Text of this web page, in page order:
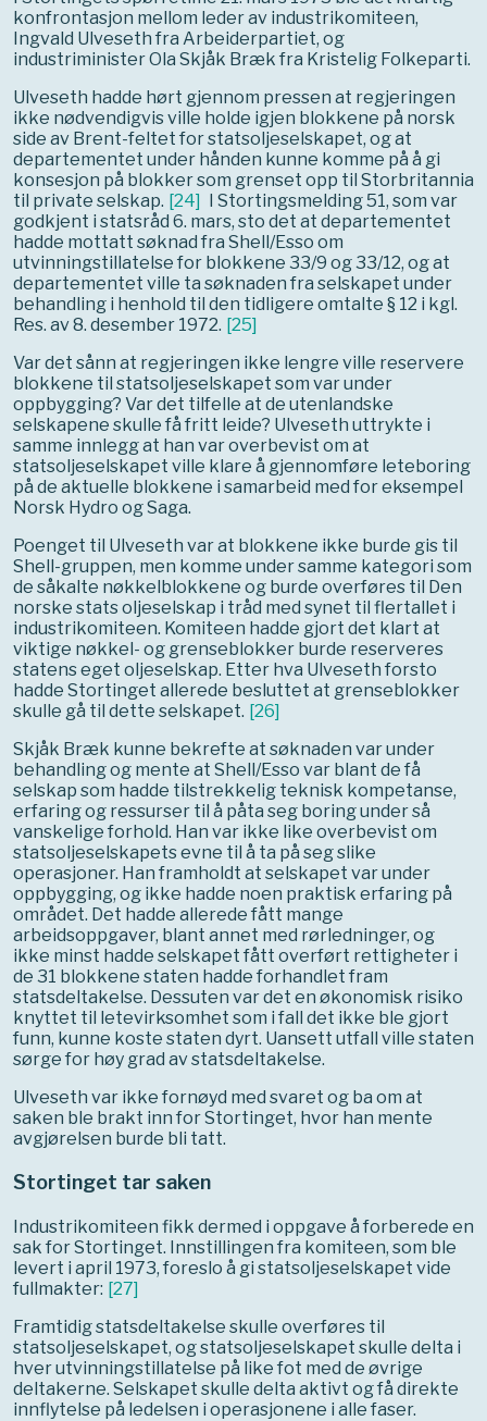
konfrontasjon mellom leder av industrikomiteen,
Ingvald Ulveseth fra Arbeiderpartiet, og
industriminister Ola Skjåk Bræk fra Kristelig Folkeparti.
Ulveseth hadde hørt gjennom pressen at regjeringen
ikke nødvendigvis ville holde igjen blokkene på norsk
side av Brent-feltet for statsoljeselskapet, og at
departementet under hånden kunne komme på å gi
konsesjon på blokker som grenset opp til Storbritannia
til private selskap. [24] I Stortingsmelding 51, som var
godkjent i statsråd 6. mars, sto det at departementet
hadde mottatt søknad fra Shell/Esso om
utvinningstillatelse for blokkene 33/9 og 33/12, og at
departementet ville ta søknaden fra selskapet under
behandling i henhold til den tidligere omtalte § 12 i kgl.
Res. av 8. desember 1972. [25]
Var det sånn at regjeringen ikke lengre ville reservere
blokkene til statsoljeselskapet som var under
oppbygging? Var det tilfelle at de utenlandske
selskapene skulle få fritt leide? Ulveseth uttrykte i
samme innlegg at han var overbevist om at
statsoljeselskapet ville klare å gjennomføre leteboring
på de aktuelle blokkene i samarbeid med for eksempel
Norsk Hydro og Saga.
Poenget til Ulveseth var at blokkene ikke burde gis til
Shell-gruppen, men komme under samme kategori som
de såkalte nøkkelblokkene og burde overføres til Den
norske stats oljeselskap i tråd med synet til flertallet i
industrikomiteen. Komiteen hadde gjort det klart at
viktige nøkkel- og grenseblokker burde reserveres
statens eget oljeselskap. Etter hva Ulveseth forsto
hadde Stortinget allerede besluttet at grenseblokker
skulle gå til dette selskapet. [26]
Skjåk Bræk kunne bekrefte at søknaden var under
behandling og mente at Shell/Esso var blant de få
selskap som hadde tilstrekkelig teknisk kompetanse,
erfaring og ressurser til å påta seg boring under så
vanskelige forhold. Han var ikke like overbevist om
statsoljeselskapets evne til å ta på seg slike
operasjoner. Han framholdt at selskapet var under
oppbygging, og ikke hadde noen praktisk erfaring på
området. Det hadde allerede fått mange
arbeidsoppgaver, blant annet med rørledninger, og
ikke minst hadde selskapet fått overført rettigheter i
de 31 blokkene staten hadde forhandlet fram
statsdeltakelse. Dessuten var det en økonomisk risiko
knyttet til letevirksomhet som i fall det ikke ble gjort
funn, kunne koste staten dyrt. Uansett utfall ville staten
sørge for høy grad av statsdeltakelse.
Ulveseth var ikke fornøyd med svaret og ba om at
saken ble brakt inn for Stortinget, hvor han mente
avgjørelsen burde bli tatt.
Stortinget tar saken
Industrikomiteen fikk dermed i oppgave å forberede en
sak for Stortinget. Innstillingen fra komiteen, som ble
levert i april 1973, foreslo å gi statsoljeselskapet vide
fullmakter: [27]
Framtidig statsdeltakelse skulle overføres til
statsoljeselskapet, og statsoljeselskapet skulle delta i
hver utvinningstillatelse på like fot med de øvrige
deltakerne. Selskapet skulle delta aktivt og få direkte
innflytelse på ledelsen i operasjonene i alle faser.